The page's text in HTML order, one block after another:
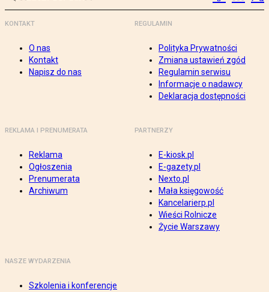
KONTAKT
O nas
Kontakt
Napisz do nas
REGULAMIN
Polityka Prywatności
Zmiana ustawień zgód
Regulamin serwisu
Informacje o nadawcy
Deklaracja dostępności
REKLAMA I PRENUMERATA
Reklama
Ogłoszenia
Prenumerata
Archiwum
PARTNERZY
E-kiosk.pl
E-gazety.pl
Nexto.pl
Mała księgowość
Kancelarierp.pl
Wieści Rolnicze
Życie Warszawy
NASZE WYDARZENIA
Szkolenia i konferencje